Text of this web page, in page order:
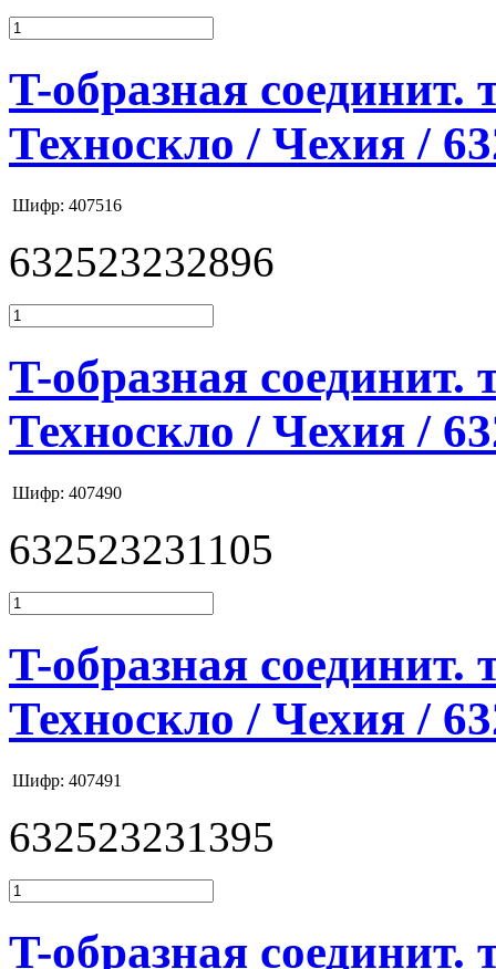
T-образная соединит.
Техноскло / Чехия /
Шифр: 407516
632523232896
T-образная
Техноскло / Чехия /
Шифр: 407490
632523231105
T-образная
Техноскло / Чехия /
Шифр: 407491
632523231395
T-образная